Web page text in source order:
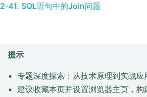
2-41. SQL语句中的Join问题
提示
专题深度探索：从技术原理到实战应
建议收藏本页并设置浏览器主页，构